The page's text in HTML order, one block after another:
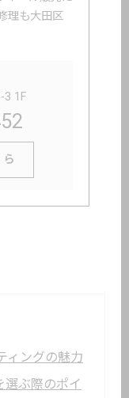
理も大田区
3 1F
ィングの魅力
選ぶ際のポイ